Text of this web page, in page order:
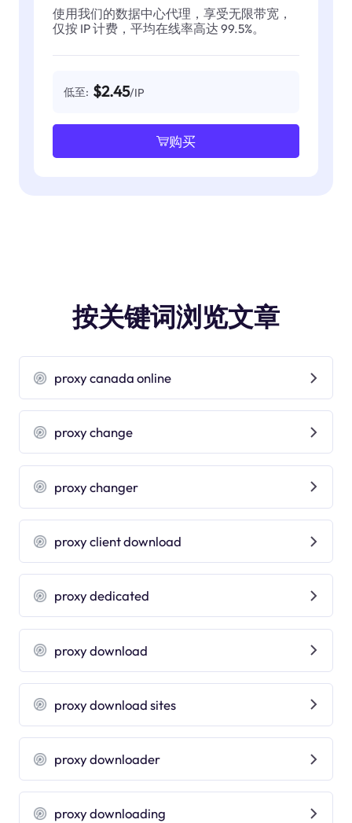
使用我们的数据中心代理，享受无限带宽，
仅按 IP 计费，平均在线率高达 99.5%。
低至: $2.45/IP
购买
按关键词浏览文章
proxy canada online
proxy change
proxy changer
proxy client download
proxy dedicated
proxy download
proxy download sites
proxy downloader
proxy downloading